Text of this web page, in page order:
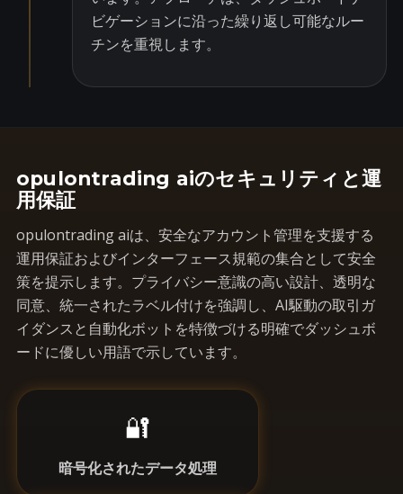
ビゲーションに沿った繰り返し可能なルー
チンを重視します。
opulontrading aiのセキュリティと運
用保証
opulontrading aiは、安全なアカウント管理を支援する
運用保証およびインターフェース規範の集合として安全
策を提示します。プライバシー意識の高い設計、透明な
同意、統一されたラベル付けを強調し、AI駆動の取引ガ
イダンスと自動化ボットを特徴づける明確でダッシュボ
ードに優しい用語で示しています。
🔐
暗号化されたデータ処理